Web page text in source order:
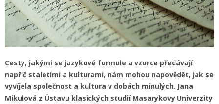
Cesty, jakými se jazykové formule a vzorce předávají
napříč staletími a kulturami, nám mohou napovědět, jak se
vyvíjela společnost a kultura v dobách minulých. Jana
Mikulová z Ústavu klasických studií Masarykovy Univerzity